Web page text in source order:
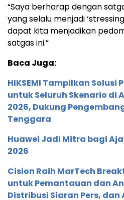
“Saya berharap dengan
yang selalu menjadi
dapat kita menjadikan
satgas ini.”
Baca Juga:
HIKSEMI Tampilkan Solusi
untuk Seluruh Skenario di
2026, Dukung
Tenggara
Huawei Jadi Mitra bagi
2026
Cision Raih MarTech
untuk Pemantauan dan
Distribusi Siaran Pers, dan